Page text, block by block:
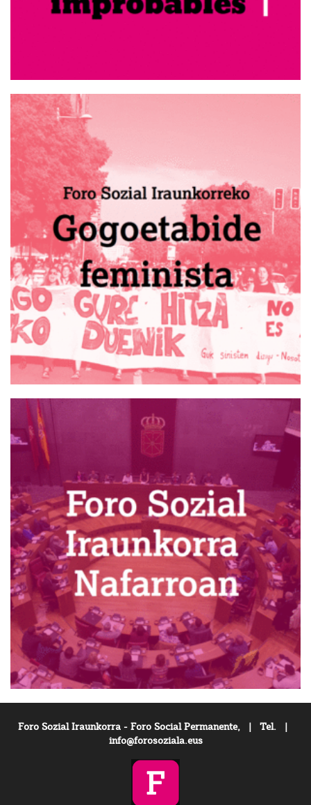
Foro Sozial Iraunkorra - Foro Social Permanente, | Tel. |
info@forosoziala.eus